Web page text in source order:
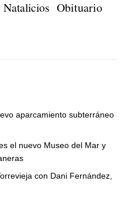
Natalicios Obituario
aparcamiento subterráneo
el nuevo Museo del Mar y
con Dani Fernández,